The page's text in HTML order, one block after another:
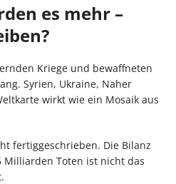
es mehr –
Kriege und bewaffneten
Syrien, Ukraine, Naher
wirkt wie ein Mosaik aus
fertiggeschrieben. Die Bilanz
Milliarden Toten ist nicht das